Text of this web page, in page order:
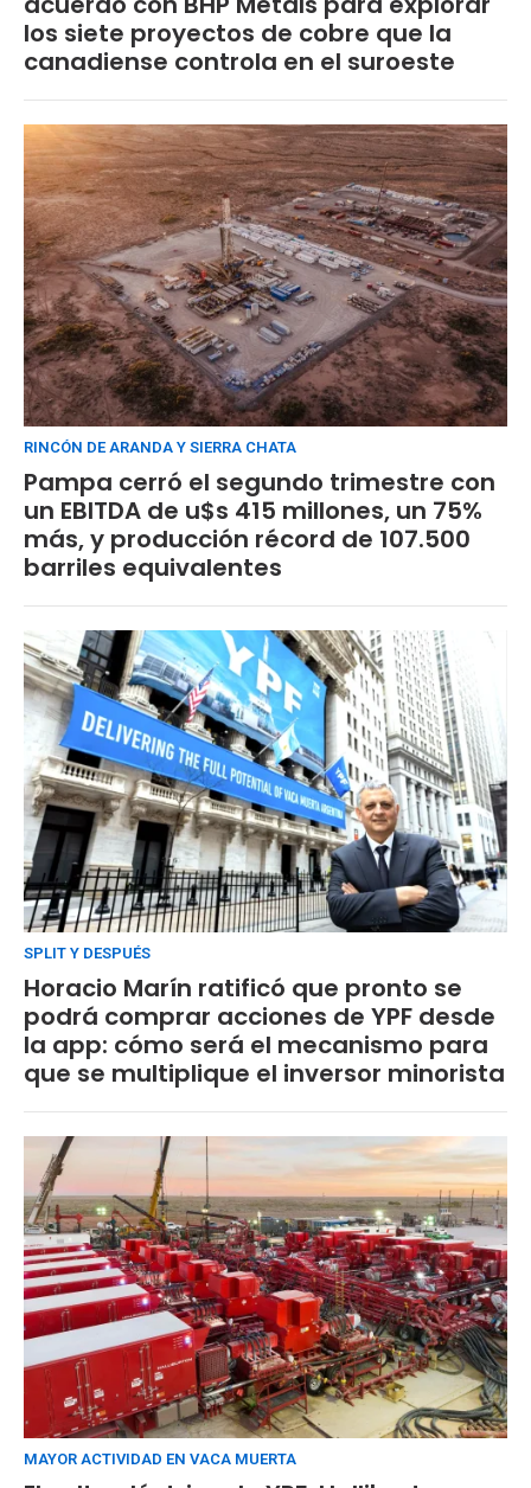
los siete proyectos de cobre que la
canadiense controla en el suroeste
RINCÓN DE ARANDA Y SIERRA CHATA
Pampa cerró el segundo trimestre con
un EBITDA de u$s 415 millones, un 75%
más, y producción récord de 107.500
barriles equivalentes
SPLIT Y DESPUÉS
Horacio Marín ratificó que pronto se
podrá comprar acciones de YPF desde
la app: cómo será el mecanismo para
que se multiplique el inversor minorista
MAYOR ACTIVIDAD EN VACA MUERTA